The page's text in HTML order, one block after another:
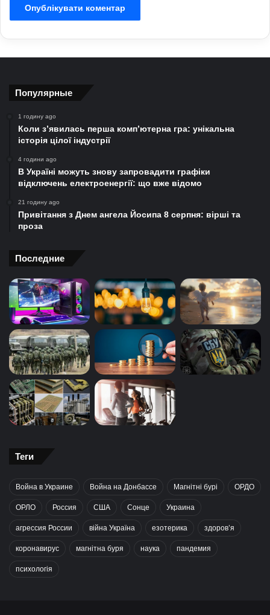
Популярные
1 годину ago
Коли з’явилась перша комп’ютерна гра: унікальна
історія цілої індустрії
4 години ago
В Україні можуть знову запровадити графіки
відключень електроенергії: що вже відомо
21 годину ago
Привітання з Днем ангела Йосипа 8 серпня: вірші та
проза
Последние
Теги
Война в Украине Война на Донбассе Магнітні бурі ОРДО
ОРЛО Россия США Сонце Украина
агрессия России війна Україна езотерика здоров’я
коронавирус магнітна буря наука пандемия
психологія